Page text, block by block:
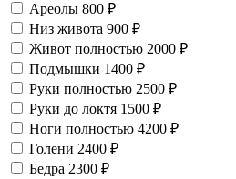
Ареолы 800 ₽
Низ живота 900 ₽
Живот полностью 2000 ₽
Подмышки 1400 ₽
Руки полностью 2500 ₽
Руки до локтя 1500 ₽
Ноги полностью 4200 ₽
Голени 2400 ₽
Бедра 2300 ₽